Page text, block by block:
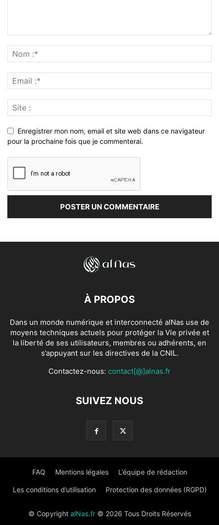
Enregistrer mon nom, email et site web dans ce navigateur
pour la prochaine fois que je commenterai.
À PROPOS
Dans un monde numérique et interconnecté alNas use de
moyens techniques actuels pour protéger la Vie privée et
la liberté de ses utilisateurs, membres ou adhérents, en
s’appuyant sur les directives de la CNIL.
Contactez-nous: contact[@]alnas.fr
SUIVEZ NOUS
FAQ Mentions légales L’équipe de rédaction
Les conditions d’utilisation Protection des données (RGPD)
© Copyright alNas.fr© 2026 Tous Droits Réservés